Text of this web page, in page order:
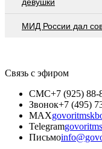
МИД России дал
Связь с эфиром
СМС+7 (925) 88-
Звонок+7 (495)
MAX
Telegram
Письмо